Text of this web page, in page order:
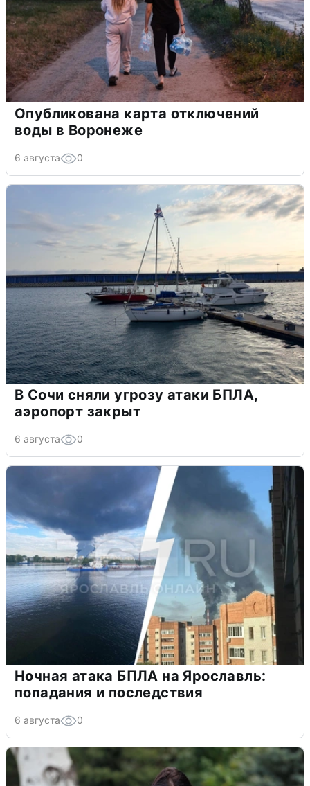
Опубликована карта отключений
воды в Воронеже
6 августа 0
В Сочи сняли угрозу атаки БПЛА,
аэропорт закрыт
6 августа 0
Ночная атака БПЛА на Ярославль:
попадания и последствия
6 августа 0